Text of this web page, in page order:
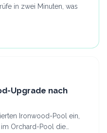
in zwei Minuten, was
Upgrade nach
Ironwood-Pool ein,
Orchard-Pool die